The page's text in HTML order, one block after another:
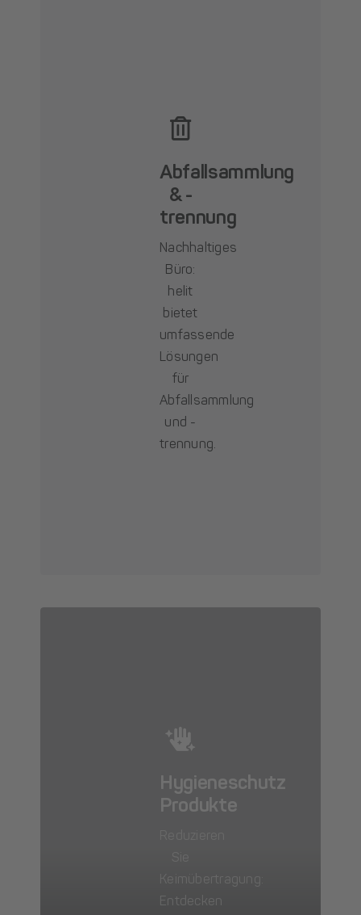
Abfallsammlung
& -
trennung
Nachhaltiges
Büro:
helit
bietet
umfassende
Lösungen
für
Abfallsammlung
und -
trennung.
Hygieneschutz
Produkte
Keimübertragung:
Entdecken